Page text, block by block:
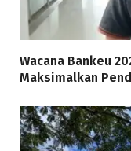
Wacana Bankeu
Maksimalkan